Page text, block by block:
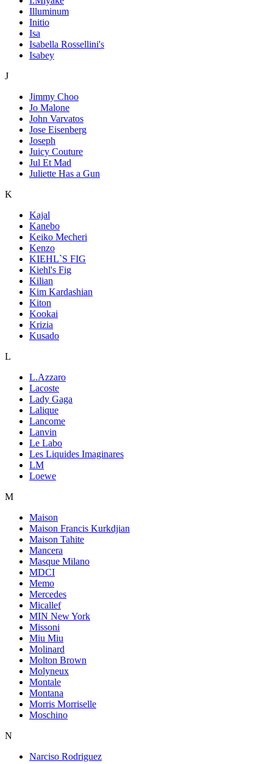
Illuminum
Initio
Isa
Isabella Rossellini's
Isabey
J
Jimmy Choo
Jo Malone
John Varvatos
Jose Eisenberg
Joseph
Juicy Couture
Jul Et Mad
Juliette Has a Gun
K
Kajal
Kanebo
Keiko Mecheri
Kenzo
KIEHL`S FIG
Kiehl's Fig
Kilian
Kim Kardashian
Kiton
Kookai
Krizia
Kusado
L
L.Azzaro
Lacoste
Lady Gaga
Lalique
Lancome
Lanvin
Le Labo
Les Liquides Imaginares
LM
Loewe
M
Maison
Maison Francis Kurkdjian
Maison Tahite
Mancera
Masque Milano
MDCI
Memo
Mercedes
Micallef
MIN New York
Missoni
Miu Miu
Molinard
Molton Brown
Molyneux
Montale
Montana
Morris Morriselle
Moschino
N
Narciso Rodriguez